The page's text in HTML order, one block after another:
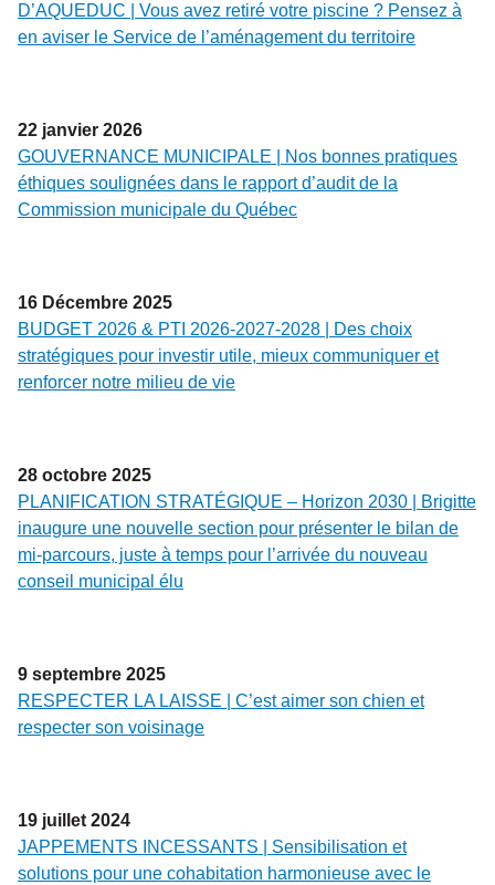
D’AQUEDUC | Vous avez retiré votre piscine ? Pensez à
en aviser le Service de l’aménagement du territoire
22 janvier 2026
GOUVERNANCE MUNICIPALE | Nos bonnes pratiques
éthiques soulignées dans le rapport d’audit de la
Commission municipale du Québec
16 Décembre 2025
BUDGET 2026 & PTI 2026-2027-2028 | Des choix
stratégiques pour investir utile, mieux communiquer et
renforcer notre milieu de vie
28 octobre 2025
PLANIFICATION STRATÉGIQUE – Horizon 2030 | Brigitte
inaugure une nouvelle section pour présenter le bilan de
mi-parcours, juste à temps pour l’arrivée du nouveau
conseil municipal élu
9 septembre 2025
RESPECTER LA LAISSE | C’est aimer son chien et
respecter son voisinage
19 juillet 2024
JAPPEMENTS INCESSANTS | Sensibilisation et
solutions pour une cohabitation harmonieuse avec le